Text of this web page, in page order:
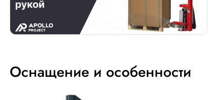
Оснащение и особенности